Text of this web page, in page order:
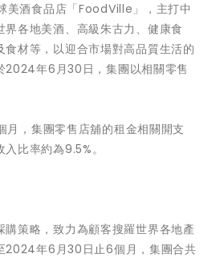
美酒食品店「FoodVille」，主打中
各地美酒、高級朱古力、健康食
材等，以迎合市場對高品質生活的
2024年6月30日，集團以相關零售
，集團零售店舖的租金相關開支
比率約為9.5%。
策略，致力為顧客搜羅世界各地產
2024年6月30日止6個月，集團合共